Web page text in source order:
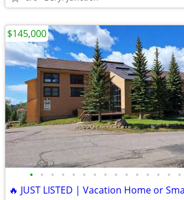
• • • • • • • • • • • • • • •
🔥 JUST LISTED | Vacation Home or
$145,000